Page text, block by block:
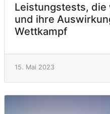
Leistungstests,
und ihre
Wettkampf
15. Mai 2023